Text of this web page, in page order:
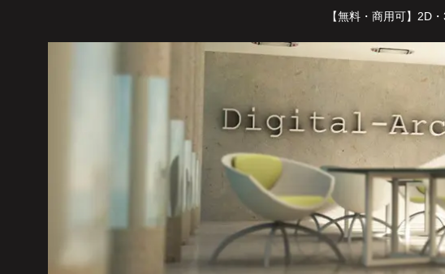
【無料・商用可】2D